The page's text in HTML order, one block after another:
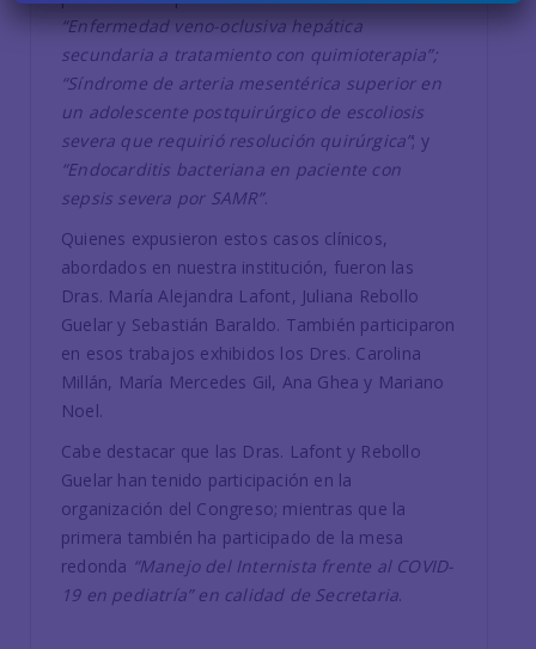
“Enfermedad veno-oclusiva hepática
secundaria a tratamiento con quimioterapia”;
“Síndrome de arteria mesentérica superior en
un adolescente postquirúrgico de escoliosis
severa que requirió resolución quirúrgica”; y
“Endocarditis bacteriana en paciente con
sepsis severa por SAMR”.
Quienes expusieron estos casos clínicos,
abordados en nuestra institución, fueron las
Dras. María Alejandra Lafont, Juliana Rebollo
Guelar y Sebastián Baraldo. También participaron
en esos trabajos exhibidos los Dres. Carolina
Millán, María Mercedes Gil, Ana Ghea y Mariano
Noel.
Cabe destacar que las Dras. Lafont y Rebollo
Guelar han tenido participación en la
organización del Congreso; mientras que la
primera también ha participado de la mesa
redonda “Manejo del Internista frente al COVID-
19 en pediatría” en calidad de Secretaria.